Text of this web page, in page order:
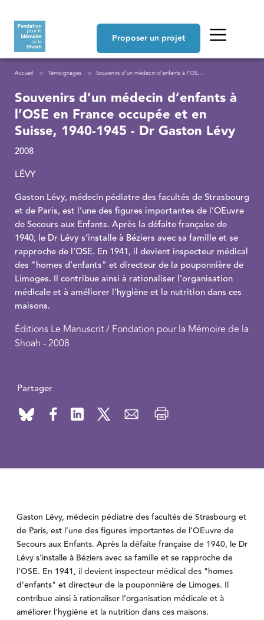
Proposer un projet
Fil d'Ariane
Accueil Témoignages Souvenirs d’un médecin d’enfants à l’OSE en France occupée et en Suisse, 1940-1945 - Dr Gaston Lévy
Souvenirs d’un médecin d’enfants à
l’OSE en France occupée et en
Suisse, 1940-1945 - Dr Gaston Lévy
2008
LÉVY
Gaston Lévy, médecin pédiatre des facultés de Strasbourg
et de Paris, est l’une des figures importantes de l’OEuvre
de Secours aux Enfants. Après la défaite française de
1940, le Dr Lévy s’installe à Béziers avec sa famille et se
rapproche de l’OSE. En 1941, il devient inspecteur médical
des "homes d’enfants" et directeur de la pouponnière de
Limoges. Il contribue ainsi à rationaliser l’organisation
médicale et à améliorer l’hygiène et la nutrition dans ces
maisons.
Éditions Le Manuscrit / Fondation pour la Mémoire de la
Shoah - 2008
Partager
Gaston Lévy, médecin pédiatre des facultés de Strasbourg et
de Paris, est l’une des figures importantes de l’OEuvre de
Secours aux Enfants. Après la défaite française de 1940, le Dr
Lévy s’installe à Béziers avec sa famille et se rapproche de
l’OSE. En 1941, il devient inspecteur médical des "homes
d’enfants" et directeur de la pouponnière de Limoges. Il
contribue ainsi à rationaliser l’organisation médicale et à
améliorer l’hygiène et la nutrition dans ces maisons.